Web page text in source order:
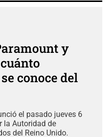
y
conoce del
el pasado jueves 6
la Autoridad de
del Reino Unido.